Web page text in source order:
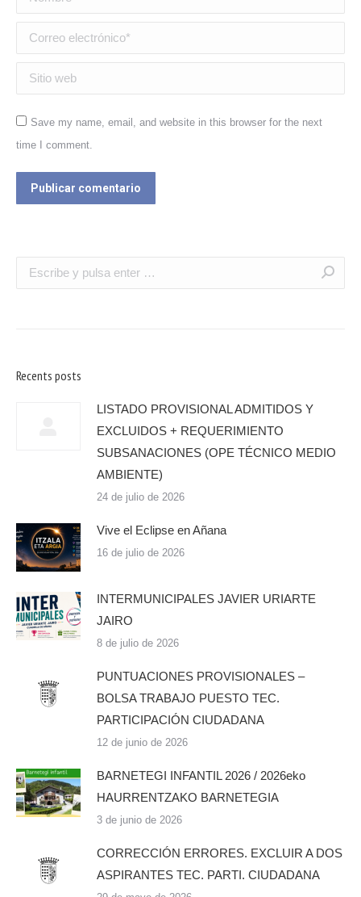
Correo electrónico *
Sitio web
Save my name, email, and website in this browser for the next
time I comment.
Publicar comentario
Recents posts
LISTADO PROVISIONAL ADMITIDOS Y
EXCLUIDOS + REQUERIMIENTO
SUBSANACIONES (OPE TÉCNICO MEDIO
AMBIENTE)
24 de julio de 2026
Vive el Eclipse en Añana
16 de julio de 2026
INTERMUNICIPALES JAVIER URIARTE
JAIRO
8 de julio de 2026
PUNTUACIONES PROVISIONALES –
BOLSA TRABAJO PUESTO TEC.
PARTICIPACIÓN CIUDADANA
12 de junio de 2026
BARNETEGI INFANTIL 2026 / 2026eko
HAURRENTZAKO BARNETEGIA
3 de junio de 2026
CORRECCIÓN ERRORES. EXCLUIR A DOS
ASPIRANTES TEC. PARTI. CIUDADANA